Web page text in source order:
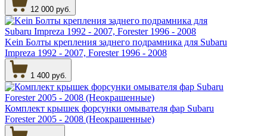
12 000 руб.
Kein Болты крепления заднего подрамника для Subaru
Impreza 1992 - 2007, Forester 1996 - 2008
1 400 руб.
Комплект крышек форсунки омывателя фар Subaru
Forester 2005 - 2008 (Неокрашенные)